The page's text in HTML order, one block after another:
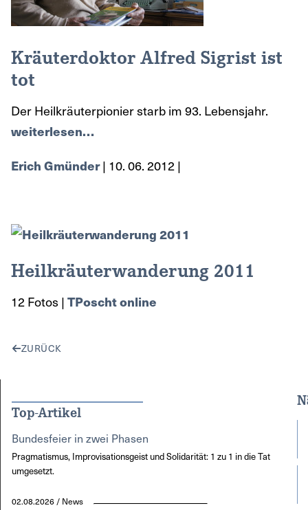
Kräuterdoktor Alfred Sigrist ist
tot
Der Heilkräuterpionier starb im 93. Lebensjahr.
weiterlesen…
Erich Gmünder| 10. 06. 2012 |
Heilkräuterwanderung 2011
12 Fotos | TPoscht online
ZURÜCK
Top-Artikel
Bundesfeier in zwei Phasen
Pragmatismus, Improvisationsgeist und Solidarität: 1 zu 1 in die Tat
umgesetzt.
02.08.2026 / News